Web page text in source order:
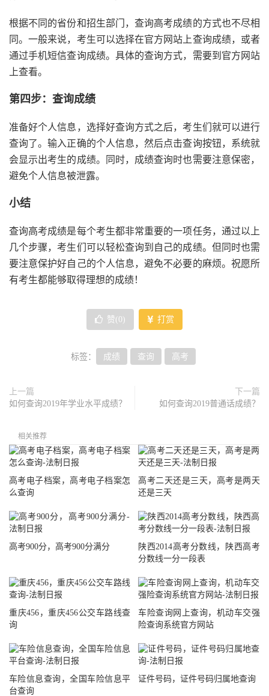
根据不同的省份和招生部门，查询高考成绩的方式也不尽相
同。一般来说，考生可以选择在官方网站上查询成绩，或者
通过手机短信查询成绩。具体的查询方式，需要到官方网站
上查看。
第四步：查询成绩
准备好个人信息，选择好查询方式之后，考生们就可以进行
查询了。输入正确的个人信息，然后点击查询按钮，系统就
会显示出考生的成绩。同时，成绩查询时也需要注意保密，
避免个人信息被泄露。
小结
查询高考成绩是每个考生都非常重要的一项任务，通过以上
几个步骤，考生们可以轻松查询到自己的成绩。但同时也需
要注意保护好自己的个人信息，避免不必要的麻烦。祝愿所
有考生都能够取得理想的成绩！
赞( 0 ) 打赏
标签： 成绩 查询 高考
上一篇
如何查询2019年学业水平成绩？
下一篇
如何查询2019普通话成绩？
相关推荐
高考电子档案，高考电子档案怎
么查询
高考二天还是三天，高考是两天
还是三天
高考900分，高考900分满分
陕西2014高考分数线，陕西高考
分数线一分一段表
重庆456，重庆456公交车路线查
询
车险查询网上查询，机动车交强
险查询系统官方网站
车险信息查询，全国车险信息平
台查询
证件号码，证件号码归属地查询